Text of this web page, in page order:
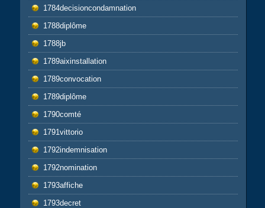
1784decisioncondamnation
1788diplôme
1788jb
1789aixinstallation
1789convocation
1789diplôme
1790comté
1791vittorio
1792indemnisation
1792nomination
1793affiche
1793decret